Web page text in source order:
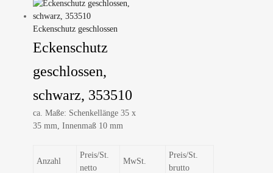
Eckenschutz geschlossen
Eckenschutz
geschlossen,
schwarz, 353510
ca. Maße: Schenkellänge 35 x
35 mm, Innenmaß 10 mm
Anzahl
Preis/St.
netto
MwSt.
Preis/St.
brutto